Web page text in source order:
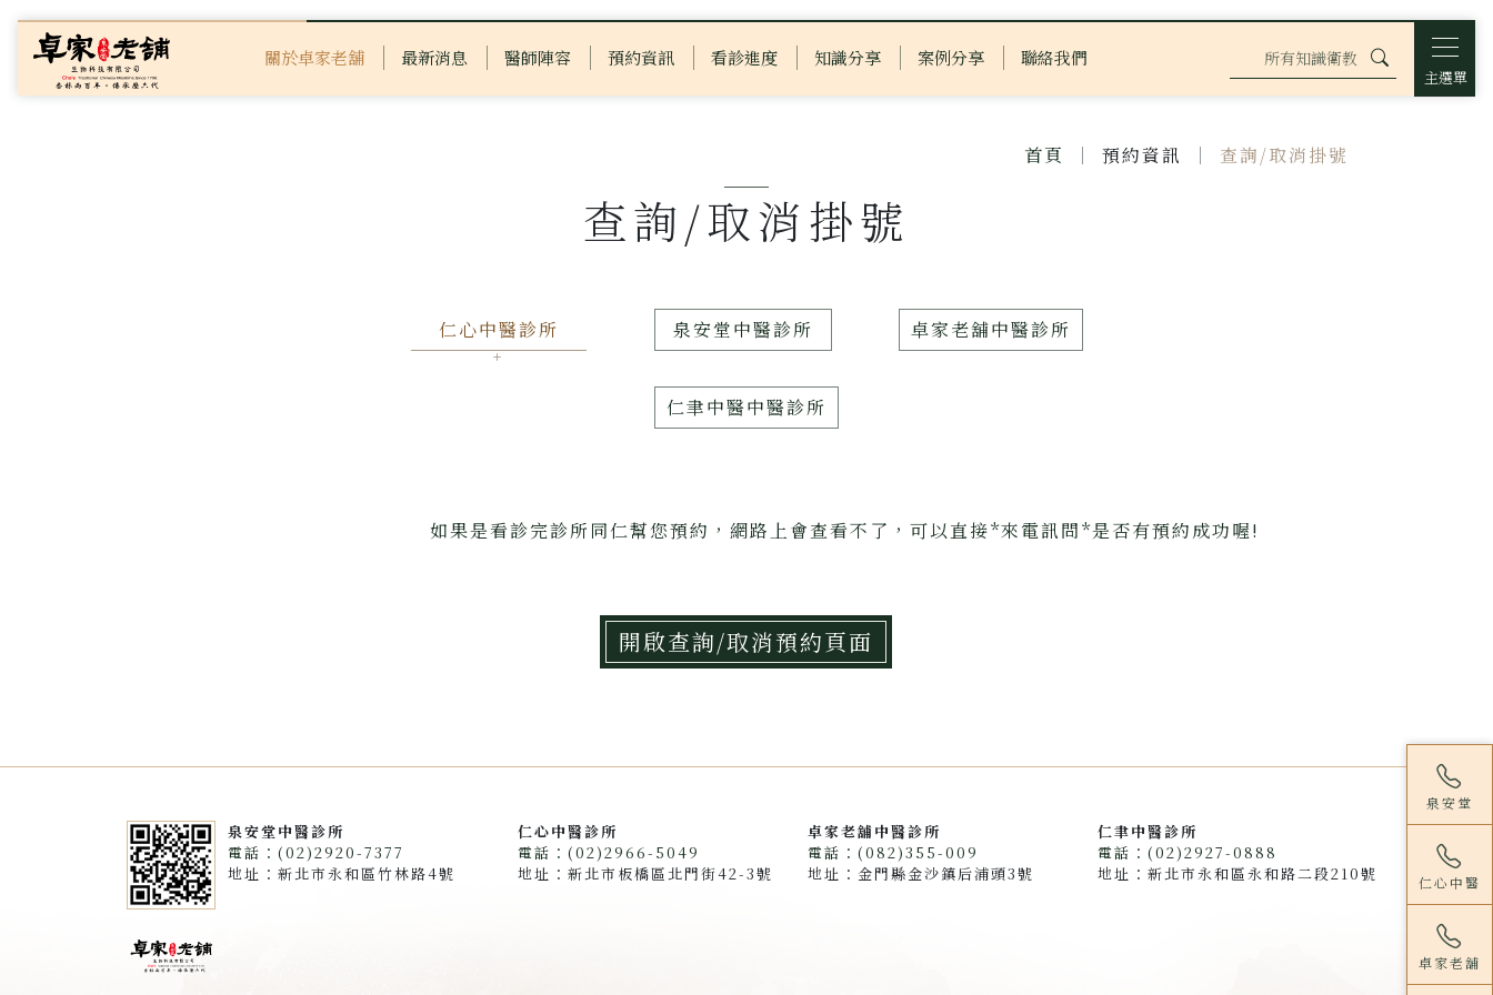
關於卓家老舖 最新消息 醫師陣容 預約資訊 看診進度 知識分享 案例分享 聯絡我們
主選單
首頁 預約資訊 查詢/取消掛號
查詢/取消掛號
仁心中醫診所 泉安堂中醫診所 卓家老舖中醫診所
仁聿中醫中醫診所
如果是看診完診所同仁幫您預約，網路上會查看不了，可以直接*來電訊問*是否有預約成功喔!
開啟查詢/取消預約頁面
泉安堂中醫診所
電話：(02)2920-7377
地址：新北市永和區竹林路4號
仁心中醫診所
電話：(02)2966-5049
地址：新北市板橋區北門街42-3號
卓家老舖中醫診所
電話：(082)355-009
地址：金門縣金沙鎮后浦頭3號
仁聿中醫診所
電話：(02)2927-0888
地址：新北市永和區永和路二段210號
泉安堂
仁心中醫
卓家老舖